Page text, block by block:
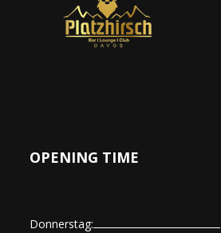
OPENING TIME
Donnerstag: